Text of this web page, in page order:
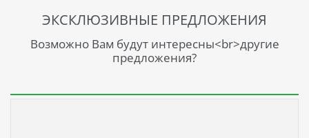
ЭКСКЛЮЗИВНЫЕ ПРЕДЛОЖЕНИЯ
Возможно Вам будут интересны<br>другие
предложения?